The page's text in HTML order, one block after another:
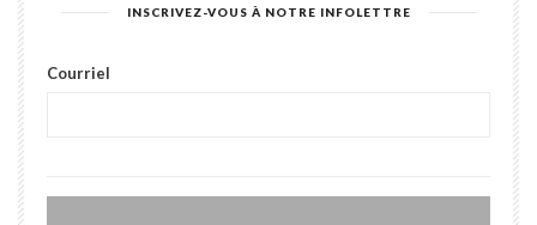
INSCRIVEZ-VOUS À NOTRE INFOLETTRE
Courriel